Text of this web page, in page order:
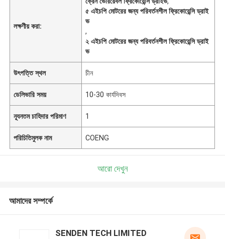
লক্ষণীয় করা:
৫ এইচপি মোটরের জন্য পরিবর্তনশীল ফ্রিকোয়েন্সি ড্রাই
ভ
,
২ এইচপি মোটরের জন্য পরিবর্তনশীল ফ্রিকোয়েন্সি ড্রাই
ভ
উৎপত্তি স্থল চীন
ডেলিভারি সময় 10-30 কার্যদিবস
ন্যূনতম চাহিদার পরিমাণ 1
পরিচিতিমুলক নাম COENG
আরো দেখুন
আমাদের সম্পর্কে
SENDEN TECH LIMITED